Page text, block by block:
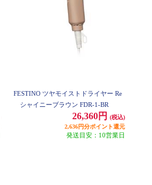
FESTINO ツヤモイストドライヤー Re
シャイニーブラウン FDR-1-BR
26,360円
(税込)
2,636円分ポイント還元
発送目安：10営業日